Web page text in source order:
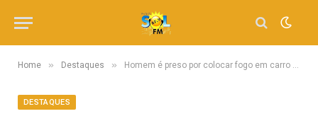
Home » Destaques » Homem é preso por colocar fogo em carro estacionado em frente a hotel, diz polícia
DESTAQUES